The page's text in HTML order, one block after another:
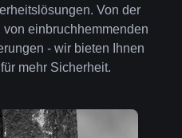
Von der
einbruchhemmenden
- wir bieten Ihnen
mehr Sicherheit.